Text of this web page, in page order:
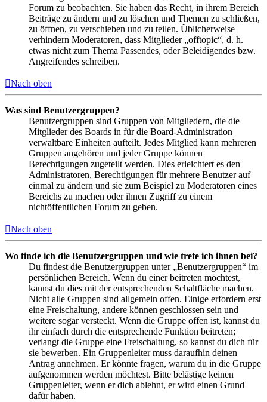
Forum zu beobachten. Sie haben das Recht, in ihrem Bereich
Beiträge zu ändern und zu löschen und Themen zu schließen,
zu öffnen, zu verschieben und zu teilen. Üblicherweise
verhindern Moderatoren, dass Mitglieder „offtopic“, d. h.
etwas nicht zum Thema Passendes, oder Beleidigendes bzw.
Angreifendes schreiben.
Nach oben
Was sind Benutzergruppen?
Benutzergruppen sind Gruppen von Mitgliedern, die die
Mitglieder des Boards in für die Board-Administration
verwaltbare Einheiten aufteilt. Jedes Mitglied kann mehreren
Gruppen angehören und jeder Gruppe können
Berechtigungen zugeteilt werden. Dies erleichtert es den
Administratoren, Berechtigungen für mehrere Benutzer auf
einmal zu ändern und sie zum Beispiel zu Moderatoren eines
Bereichs zu machen oder ihnen Zugriff zu einem
nichtöffentlichen Forum zu geben.
Nach oben
Wo finde ich die Benutzergruppen und wie trete ich ihnen bei?
Du findest die Benutzergruppen unter „Benutzergruppen“ im
persönlichen Bereich. Wenn du einer beitreten möchtest,
kannst du dies mit der entsprechenden Schaltfläche machen.
Nicht alle Gruppen sind allgemein offen. Einige erfordern erst
eine Freischaltung, andere können geschlossen sein und
weitere sogar versteckt. Wenn die Gruppe offen ist, kannst du
ihr einfach durch die entsprechende Funktion beitreten;
verlangt die Gruppe eine Freischaltung, so kannst du dich für
sie bewerben. Ein Gruppenleiter muss daraufhin deinen
Antrag annehmen. Er könnte fragen, warum du in die Gruppe
aufgenommen werden möchtest. Bitte belästige keinen
Gruppenleiter, wenn er dich ablehnt, er wird einen Grund
dafür haben.